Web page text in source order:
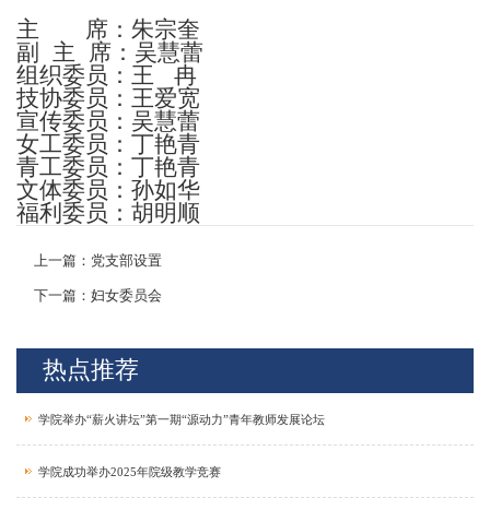
主 席：朱宗奎
副 主 席：吴慧蕾
组织委员：王 冉
技协委员：王爱宽
宣传委员：吴慧蕾
女工委员：丁艳青
青工委员：丁艳青
文体委员：孙如华
福利委员：胡明顺
上一篇：党支部设置
下一篇：妇女委员会
热点推荐
学院举办“薪火讲坛”第一期“源动力”青年教师发展论坛
学院成功举办2025年院级教学竞赛